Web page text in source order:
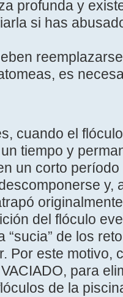
profunda y
si has
es
cuando el
tiempo y
un corto
y,
del flóculo
“sucia” de los
Por este motivo,
para
de la